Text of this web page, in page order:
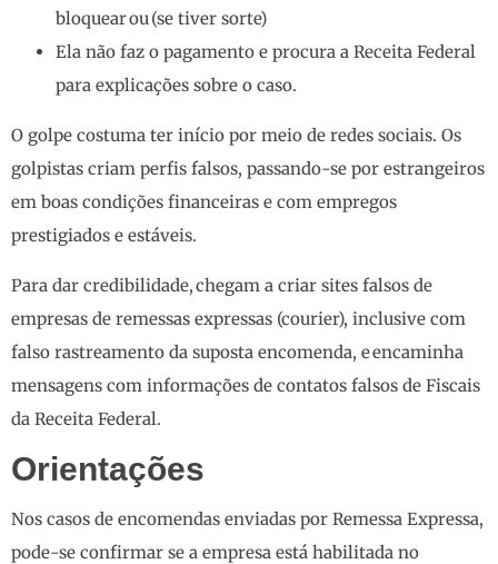
bloquear ou (se tiver sorte)
Ela não faz o pagamento e procura a Receita Federal
para explicações sobre o caso.
O golpe costuma ter início por meio de redes sociais. Os
golpistas criam perfis falsos, passando-se por estrangeiros
em boas condições financeiras e com empregos
prestigiados e estáveis.
Para dar credibilidade, chegam a criar sites falsos de
empresas de remessas expressas (courier), inclusive com
falso rastreamento da suposta encomenda, e encaminha
mensagens com informações de contatos falsos de Fiscais
da Receita Federal.
Orientações
Nos casos de encomendas enviadas por Remessa Expressa,
pode-se confirmar se a empresa está habilitada no